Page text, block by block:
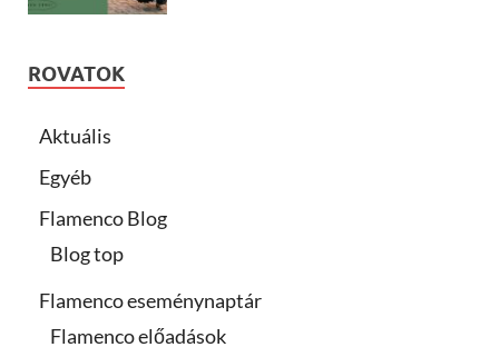
ROVATOK
Aktuális
Egyéb
Flamenco Blog
Blog top
Flamenco eseménynaptár
Flamenco előadások